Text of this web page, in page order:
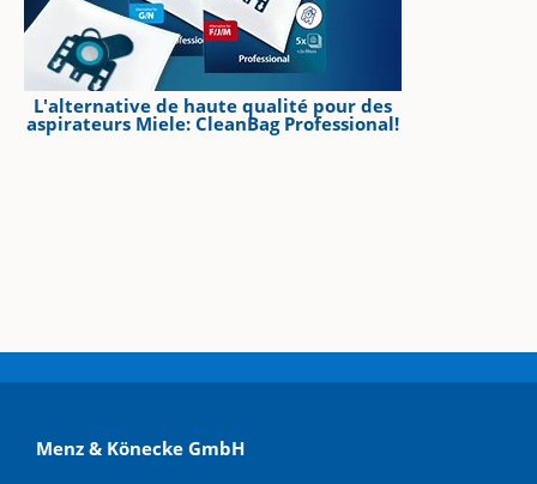
L'alternative de haute qualité pour des
aspirateurs Miele: CleanBag Professional!
Menz & Könecke GmbH